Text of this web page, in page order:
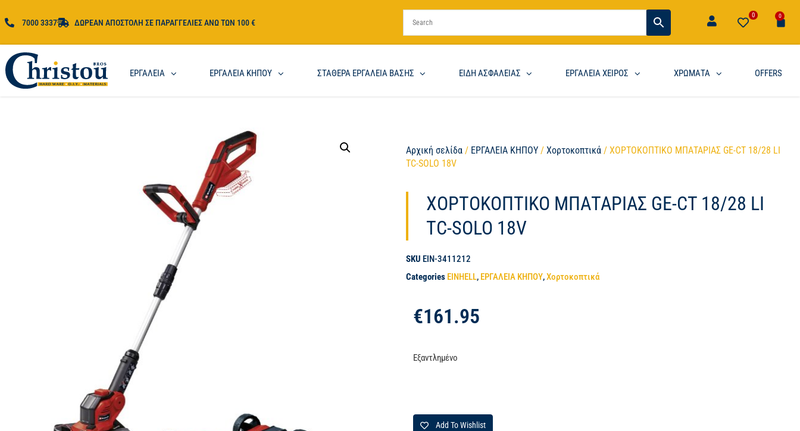
7000 3337 ΔΩΡΕΑΝ ΑΠΟΣΤΟΛΗ ΣΕ ΠΑΡΑΓΓΕΛΙΕΣ ΑΝΩ ΤΩΝ 100 €
0 0
ΕΡΓΑΛΕΙΑ ΕΡΓΑΛΕΙΑ ΚΗΠΟΥ ΣΤΑΘΕΡΑ ΕΡΓΑΛΕΙΑ ΒΑΣΗΣ ΕΙΔΗ ΑΣΦΑΛΕΙΑΣ ΕΡΓΑΛΕΙΑ ΧΕΙΡΟΣ ΧΡΩΜΑΤΑ OFFERS
Αρχική σελίδα / ΕΡΓΑΛΕΙΑ ΚΗΠΟΥ /Χορτοκοπτικά / ΧΟΡΤΟΚΟΠΤΙΚΟ ΜΠΑΤΑΡΙΑΣ GE-CT 18/28 LI
TC-SOLO 18V
ΧΟΡΤΟΚΟΠΤΙΚΟ ΜΠΑΤΑΡΙΑΣ GE-CT 18/28 LI
TC-SOLO 18V
SKU EIN-3411212
Categories EINHELL, ΕΡΓΑΛΕΙΑ ΚΗΠΟΥ,Χορτοκοπτικά
€161.95
Εξαντλημένο
Add To Wishlist